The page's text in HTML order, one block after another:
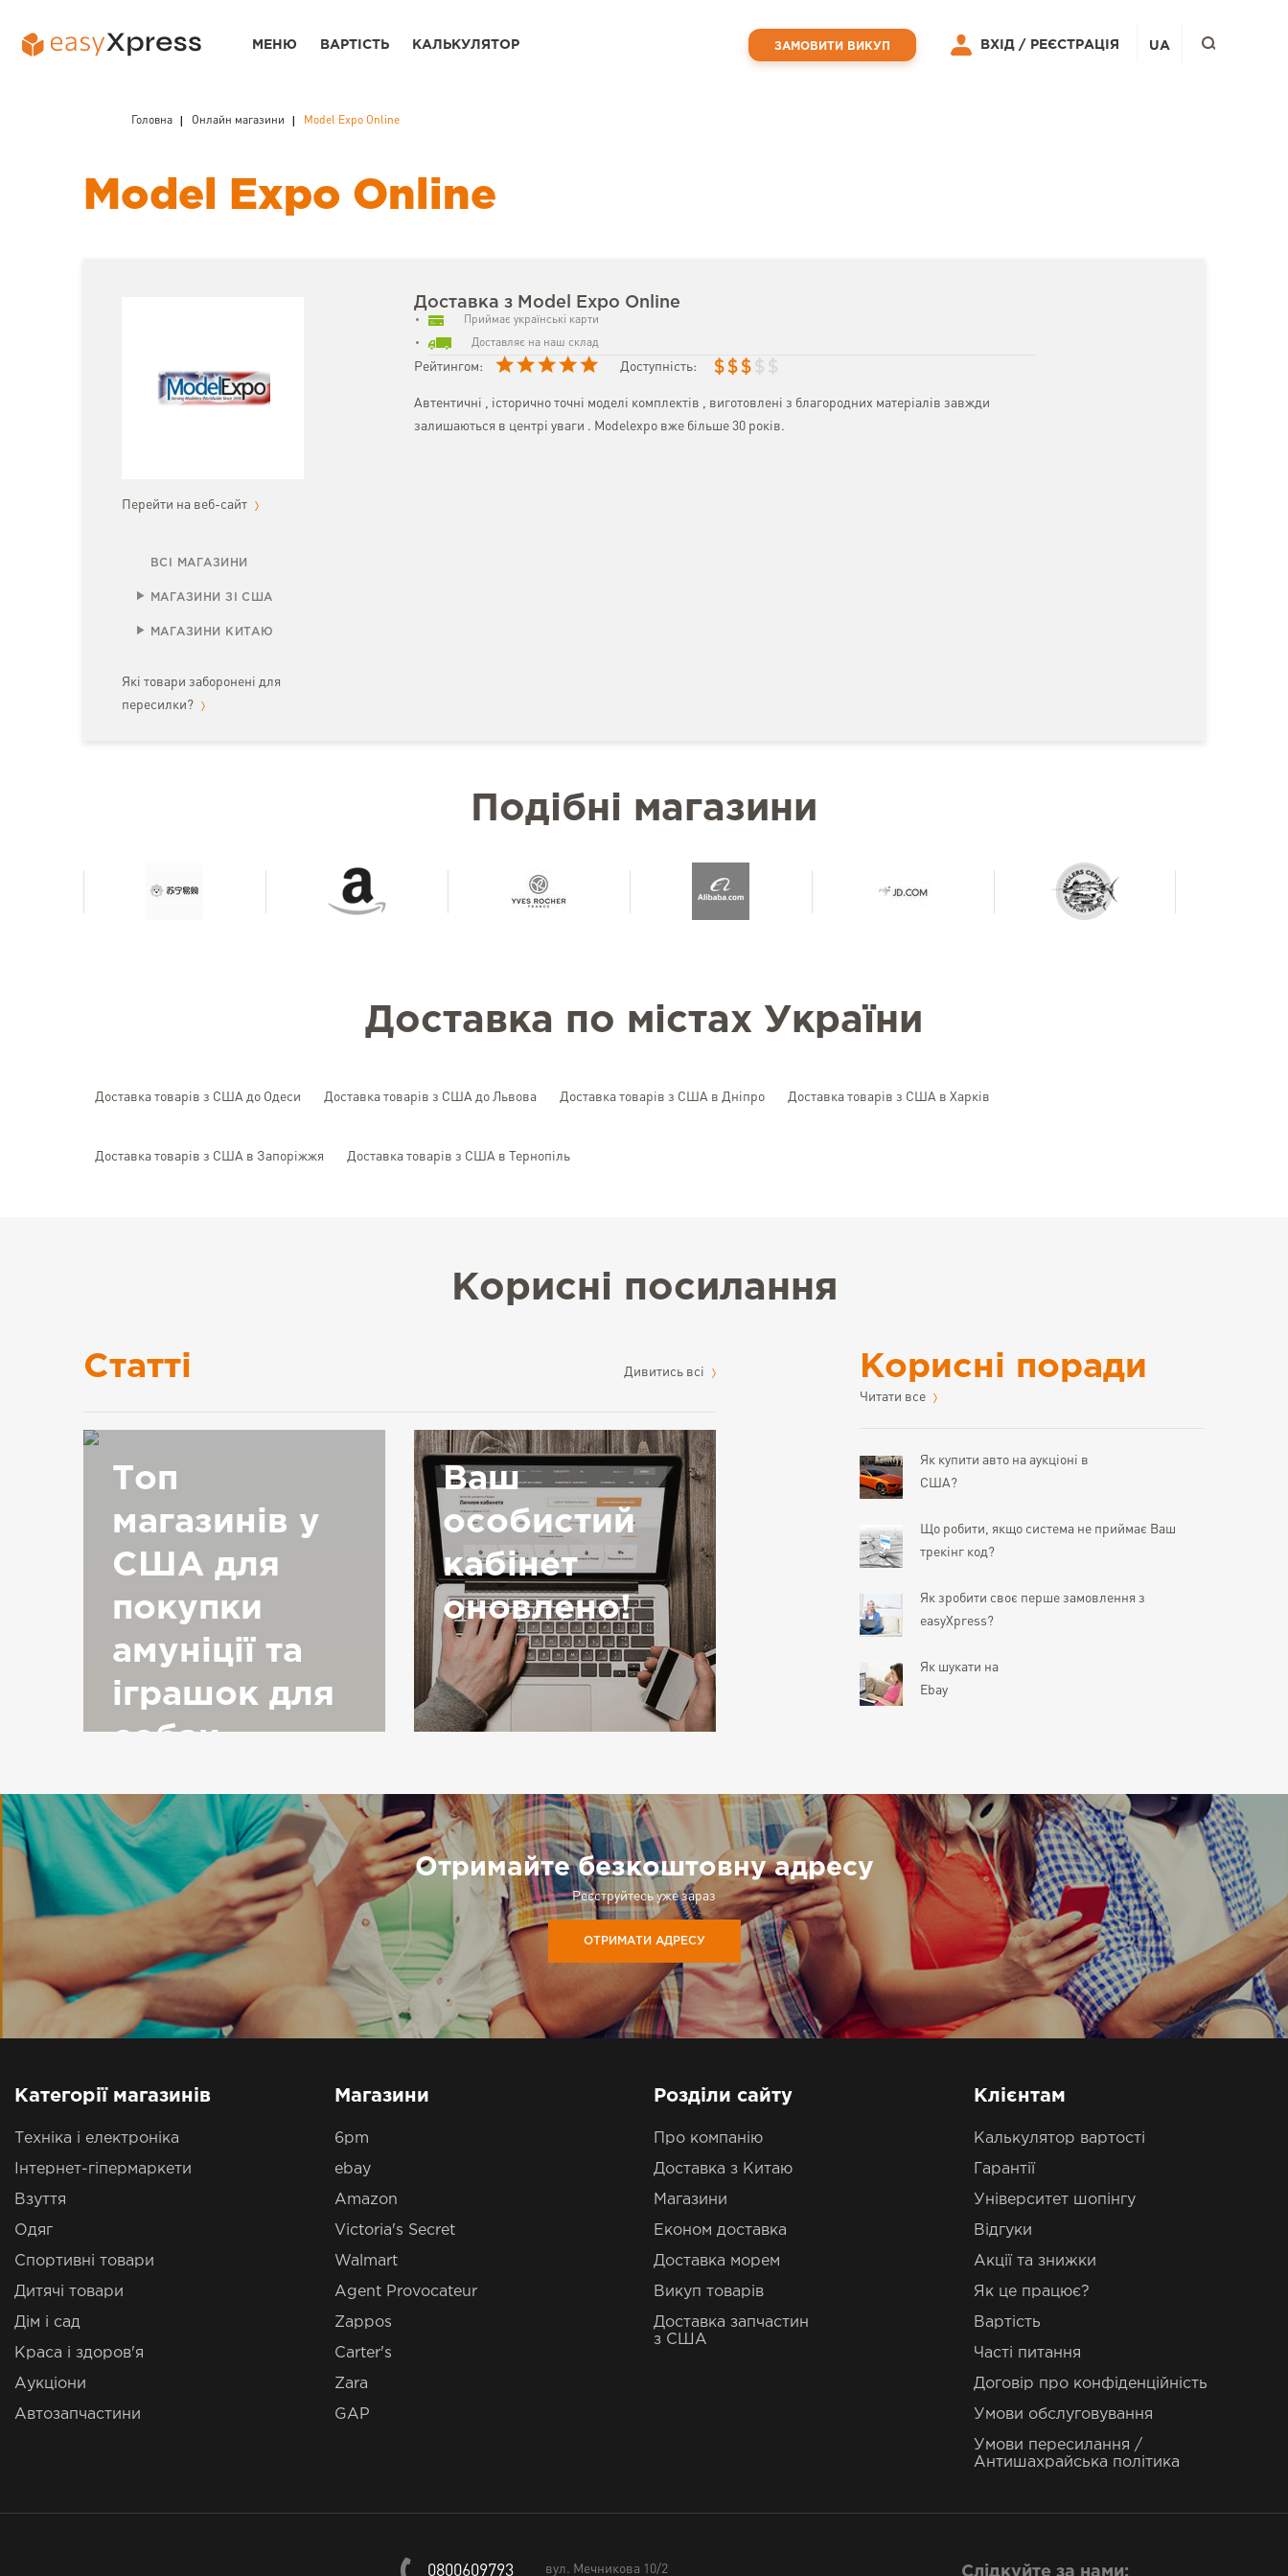
Model Expo Online
Головна Онлайн магазини Model Expo Online
Перейти на веб-сайт
ВСІ МАГАЗИНИ
МАГАЗИНИ ЗІ США
МАГАЗИНИ КИТАЮ
Які товари заборонені для
пересилки?
Доставка з Model Expo Online
Приймає українські карти
Доставляє на наш склад
Рейтингом: Доступність: $ $ $ $ $
Автентичні , історично точні моделі комплектів , виготовлені з благородних матеріалів завжди
залишаються в центрі уваги . Modelexpo вже більше 30 років.
Подібні магазини
Доставка по містах України
Доставка товарів з США до Одеси Доставка товарів з США до Львова Доставка товарів з США в Дніпро Доставка товарів з США в Харків
Доставка товарів з США в Запоріжжя Доставка товарів з США в Тернопіль
Корисні посилання
Статті Дивитись всі
Топ
магазинів у
США для
покупки
амуніції та
іграшок для
собак
Ваш
особистий
кабінет
оновлено!
Корисні поради
Читати все
Як купити авто на аукціоні в
США?
Що робити, якщо система не приймає Ваш
трекінг код?
Як зробити своє перше замовлення з
easyXpress?
Як шукати на
Ebay
Отримайте безкоштовну адресу
Реєструйтесь уже зараз
ОТРИМАТИ АДРЕСУ
МЕНЮ ВАРТІСТЬ КАЛЬКУЛЯТОР ЗАМОВИТИ ВИКУП ВХІД / РЕЄСТРАЦІЯ UA
Категорії магазинів
Техніка і електроніка
Інтернет-гіпермаркети
Взуття
Одяг
Спортивні товари
Дитячі товари
Дім і сад
Краса і здоров'я
Аукціони
Автозапчастини
Магазини
6pm
ebay
Amazon
Victoria's Secret
Walmart
Agent Provocateur
Zappos
Carter's
Zara
GAP
Розділи сайту
Про компанію
Доставка з Китаю
Магазини
Економ доставка
Доставка морем
Викуп товарів
Доставка запчастин
з США
Клієнтам
Калькулятор вартості
Гарантії
Університет шопінгу
Відгуки
Акції та знижки
Як це працює?
Вартість
Часті питання
Договір про конфіденційність
Умови обслуговування
Умови пересилання /
Антишахрайська політика
0800609793 вул. Мечникова 10/2 Слідкуйте за нами: